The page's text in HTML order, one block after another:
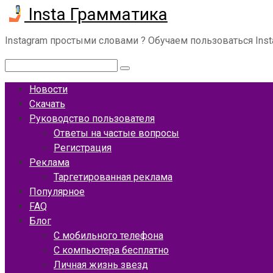
Перейти
к
контенту
Insta Грамматика
Instagram простыми словами ? Обучаем пользоваться
Новости
Скачать
Руководство пользователя
Ответы на частые вопросы
Регистрация
Реклама
Таргетированная реклама
Популярное
FAQ
Блог
С мобильного телефона
С компьютера бесплатно
Личная жизнь звезд